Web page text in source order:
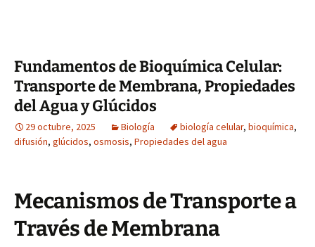
Fundamentos de Bioquímica Celular:
Transporte de Membrana, Propiedades
del Agua y Glúcidos
29 octubre, 2025 Biología biología celular, bioquímica,
difusión, glúcidos, osmosis, Propiedades del agua
Mecanismos de Transporte a
Través de Membrana